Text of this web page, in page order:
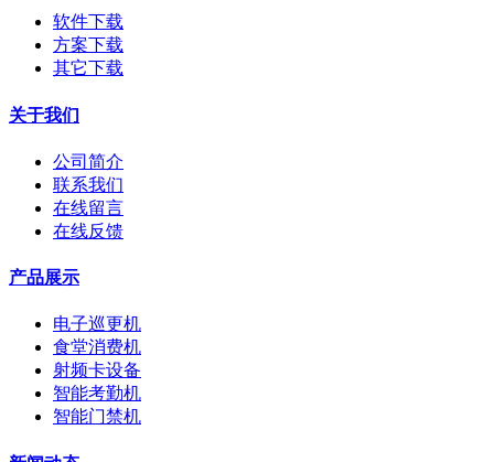
软件下载
方案下载
其它下载
关于我们
公司简介
联系我们
在线留言
在线反馈
产品展示
电子巡更机
食堂消费机
射频卡设备
智能考勤机
智能门禁机